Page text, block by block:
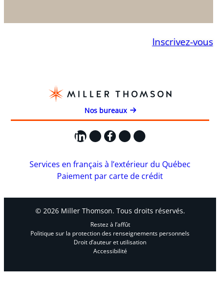
Inscrivez-vous
Nos bureaux
LinkedIn
X Facebook
Instagram
YouTube
Services en français à l’extérieur du Québec
Paiement par carte de crédit
© 2026 Miller Thomson. Tous droits réservés.
Restez à l’affût
Politique sur la protection des renseignements personnels
Droit d’auteur et utilisation
Accessibilité